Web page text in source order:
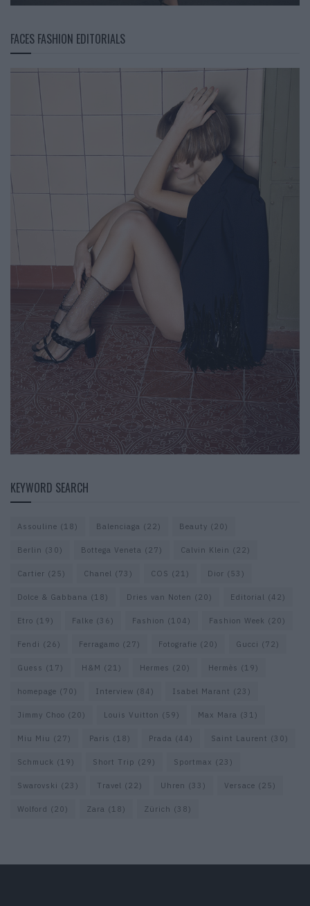
FACES FASHION EDITORIALS
KEYWORD SEARCH
Assouline (18) Balenciaga (22) Beauty (20)
Berlin (30) Bottega Veneta (27) Calvin Klein (22)
Cartier (25) Chanel (73) COS (21) Dior (53)
Dolce & Gabbana (18) Dries van Noten (20) Editorial (42)
Etro (19) Falke (36) Fashion (104) Fashion Week (20)
Fendi (26) Ferragamo (27) Fotografie (20) Gucci (72)
Guess (17) H&M (21) Hermes (20) Hermès (19)
homepage (70) Interview (84) Isabel Marant (23)
Jimmy Choo (20) Louis Vuitton (59) Max Mara (31)
Miu Miu (27) Paris (18) Prada (44) Saint Laurent (30)
Schmuck (19) Short Trip (29) Sportmax (23)
Swarovski (23) Travel (22) Uhren (33) Versace (25)
Wolford (20) Zara (18) Zürich (38)